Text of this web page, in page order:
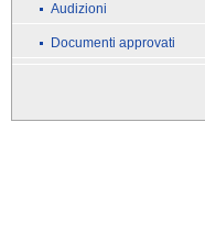
Audizioni
Documenti approvati